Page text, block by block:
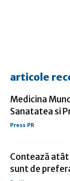
articole
Medicina
Sanatatea si
Press PR
Contează
sunt de